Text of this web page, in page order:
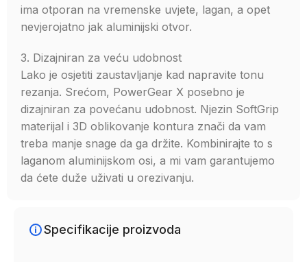
ima otporan na vremenske uvjete, lagan, a opet
nevjerojatno jak aluminijski otvor.
3. Dizajniran za veću udobnost
Lako je osjetiti zaustavljanje kad napravite tonu
rezanja. Srećom, PowerGear X posebno je
dizajniran za povećanu udobnost. Njezin SoftGrip
materijal i 3D oblikovanje kontura znači da vam
treba manje snage da ga držite. Kombinirajte to s
laganom aluminijskom osi, a mi vam garantujemo
da ćete duže uživati u orezivanju.
Specifikacije proizvoda